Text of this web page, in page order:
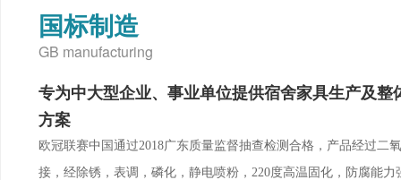
国标制造
GB manufacturing
专为中大型企业、事业单位提供宿舍家具生产及整
方案
欧冠联赛中国通过2018广东质量监督抽查检测合格，产品经过二
接，经除锈，表调，磷化，静电喷粉，220度高温固化，防腐能力